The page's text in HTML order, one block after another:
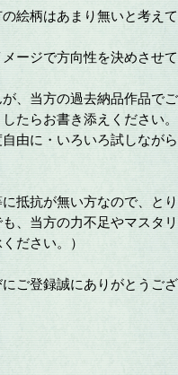
絵柄はあまり無いと考え
ージで方向性を決めさせ
、当方の過去納品作品で
たらお書き添えください。
由に・いろいろ試しなが
抵抗が無い方なので、と
、当方の力不足やマスタ
ださい。）
ご登録誠にありがとうご